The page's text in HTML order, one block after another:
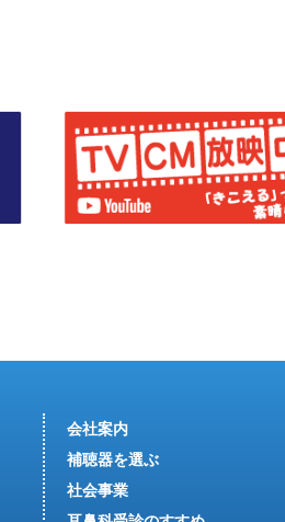
会社案内
補聴器を選ぶ
社会事業